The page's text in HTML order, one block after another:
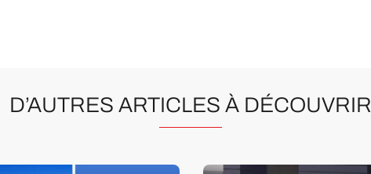
D’AUTRES ARTICLES À DÉCOUVRIR